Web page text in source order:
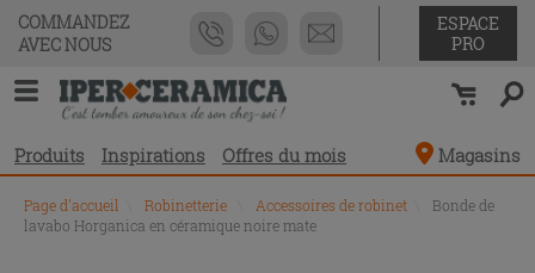
COMMANDEZ
AVEC NOUS
ESPACE
PRO
Produits Inspirations Offres du mois Magasins
Page d'accueil Robinetterie Accessoires de robinet
Bonde de
lavabo Horganica en céramique noire mate